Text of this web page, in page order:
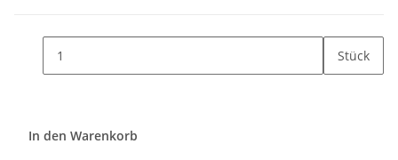
Stück
In den Warenkorb